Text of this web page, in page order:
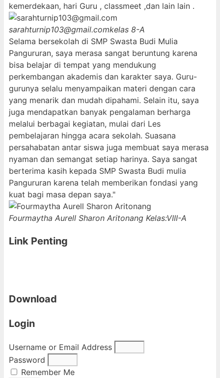
kemerdekaan, hari Guru , classmeet ,dan lain lain .
sarahturnip103@gmail.comkelas 8-A
Selama bersekolah di SMP Swasta Budi Mulia
Pangururan, saya merasa sangat beruntung karena
bisa belajar di tempat yang mendukung
perkembangan akademis dan karakter saya. Guru-
gurunya selalu menyampaikan materi dengan cara
yang menarik dan mudah dipahami. Selain itu, saya
juga mendapatkan banyak pengalaman berharga
melalui berbagai kegiatan, mulai dari Les
pembelajaran hingga acara sekolah. Suasana
persahabatan antar siswa juga membuat saya merasa
nyaman dan semangat setiap harinya. Saya sangat
berterima kasih kepada SMP Swasta Budi mulia
Pangururan karena telah memberikan fondasi yang
kuat bagi masa depan saya."
Fourmaytha Aurell Sharon Aritonang Kelas:VIII-A
Link Penting
Download
Login
Username or Email Address
Password
Remember Me